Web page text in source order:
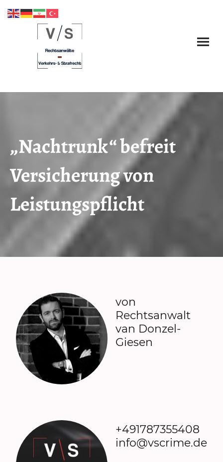
„Nachtrunk“ befreit
Versicherung von
Leistungspflicht
von
Rechtsanwalt
van Donzel-
Giesen
+491787355408
info@vscrime.de